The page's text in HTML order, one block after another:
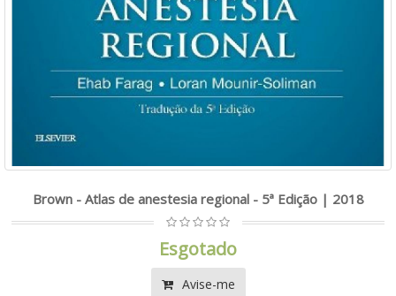
Brown - Atlas de anestesia regional - 5ª Edição | 2018
Esgotado
Avise-me